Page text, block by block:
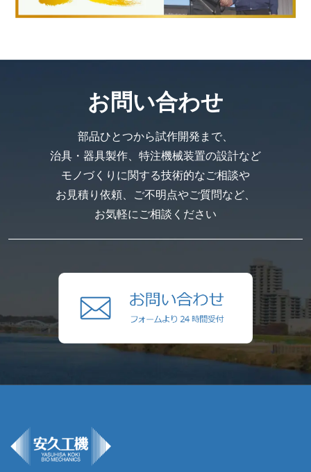
お問い合わせ
部品ひとつから試作開発まで、
治具・器具製作、特注機械装置の設計など
モノづくりに関する技術的なご相談や
お見積り依頼、ご不明点やご質問など、
お気軽にご相談ください